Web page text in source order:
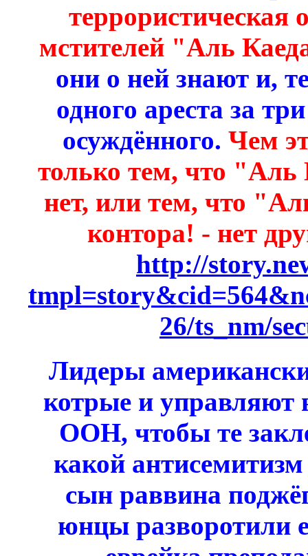
террористическая
мстителей "Аль
они о ней знают и,
одного ареста за
осуждённого. Чем
только тем, что "Аль
нет, или тем, что
контора! - нет
http://
26/ts_nm/
Лидеры
котрые и управляют
ООН, чтобы те
какой
сын раввина
юнцы разворотили